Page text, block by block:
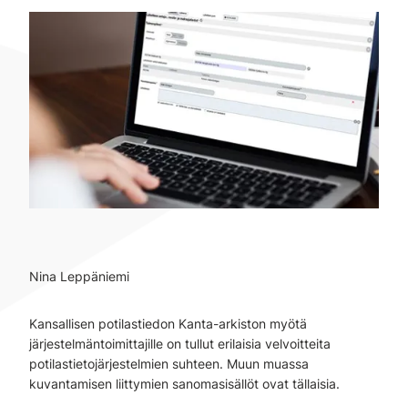
Nina Leppäniemi
Kansallisen potilastiedon Kanta-arkiston myötä
järjestelmäntoimittajille on tullut erilaisia velvoitteita
potilastietojärjestelmien suhteen. Muun muassa
kuvantamisen liittymien sanomasisällöt ovat tällaisia.